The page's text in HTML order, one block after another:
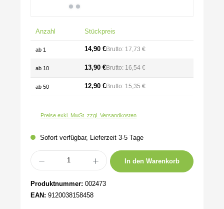
Anzahl Stückpreis
ab 1 14,90 €Brutto: 17,73 €
ab 10 13,90 €Brutto: 16,54 €
ab 50 12,90 €Brutto: 15,35 €
Preise exkl. MwSt. zzgl. Versandkosten
Sofort verfügbar, Lieferzeit 3-5 Tage
Produkt Anzahl: Gib den gewünschten Wert ein oder benutze die Schaltflächen
In den Warenkorb
Produktnummer: 002473
EAN: 9120038158458